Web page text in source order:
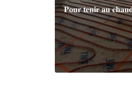
𝐏𝐨𝐮𝐫 𝐭𝐞𝐧𝐢𝐫 𝐚𝐮